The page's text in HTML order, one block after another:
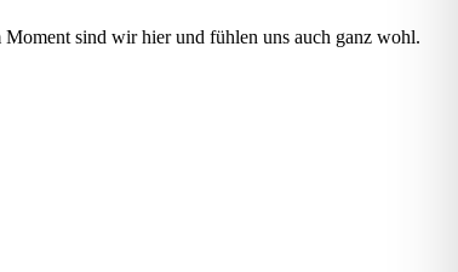
sind wir hier und fühlen uns auch ganz wohl.